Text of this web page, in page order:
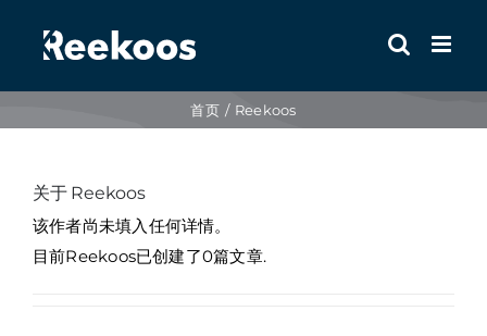
首页 Reekoos
关于 Reekoos
该作者尚未填入任何详情。
目前Reekoos已创建了0篇文章.